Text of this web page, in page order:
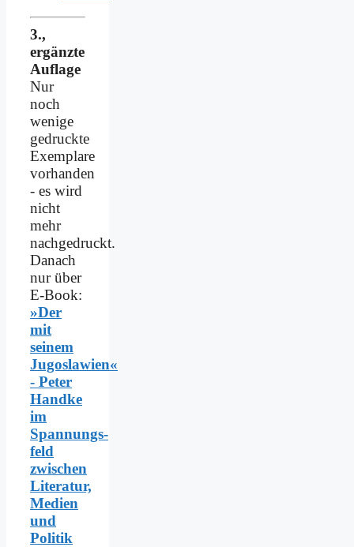
3.,
ergänzte
Auflage
Nur
noch
wenige
gedruckte
Exemplare
vorhanden
- es wird
nicht
mehr
nachgedruckt.
Danach
nur über
E-Book:
»Der
mit
seinem
Jugoslawien«
- Peter
Handke
im
Spannungs­
feld
zwischen
Literatur,
Medien
und
Politik